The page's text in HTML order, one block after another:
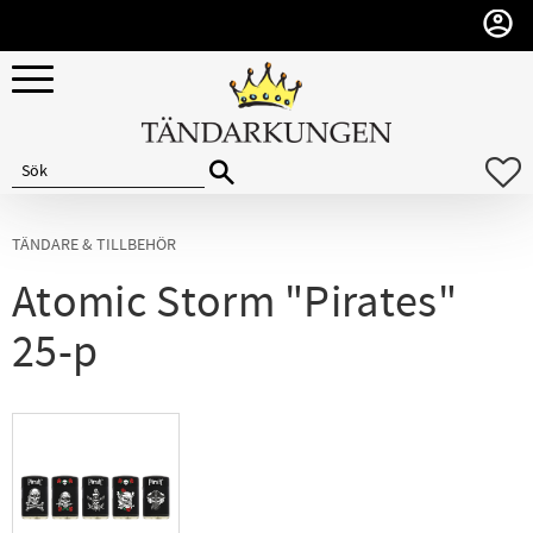
Meny
TÄNDARE & TILLBEHÖR
Atomic Storm "Pirates"
25-p